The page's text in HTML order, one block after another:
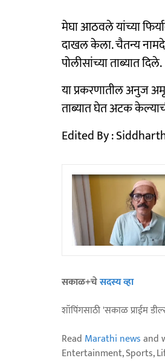
मेघा आठवले यांच्या
दाखल केला. चैतन्य
पोलीसांच्या ताब्यात दिले.
या प्रकरणातील अनुज
ताब्यात घेत अटक
Edited By :
सकाळ+चेसदस्य व्हा
शॉपिंगसाठी 'सकाळ प्राईम
Read Marathi newsand
Entertainment, Sports,